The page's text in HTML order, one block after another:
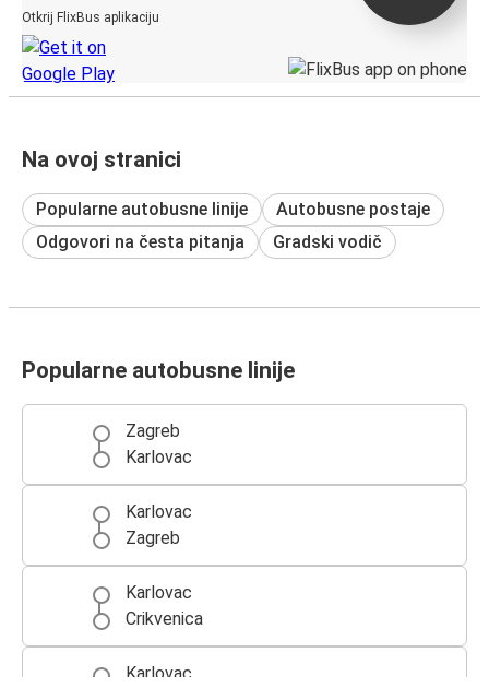
Otkrij FlixBus aplikaciju
Na ovoj stranici
Popularne autobusne linije
Autobusne postaje
Odgovori na česta pitanja
Gradski vodič
Popularne autobusne linije
Zagreb
Karlovac
Karlovac
Zagreb
Karlovac
Crikvenica
Karlovac